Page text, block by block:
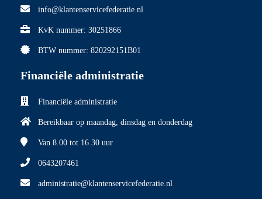
info@klantenservicefederatie.nl
KvK nummer: 30251866
BTW nummer: 820292151B01
Financiële administratie
Financiële administratie
Bereikbaar op maandag, dinsdag en donderdag
Van 8.00 tot 16.30 uur
0643207461
administratie@klantenservicefederatie.nl